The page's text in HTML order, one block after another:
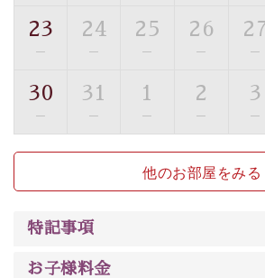
む貸切温泉風呂です。ゆったりとい
トな空間をお愉しみください。
【旅】
豊富な知識を持ったドライバー兼ガ
事前ご予約制ですので
は【3日前まで】にお電話ください。
※交通規制などにより運行できない日
※年末年始及び御柱祭前後は運行して
23
—
24
—
25
—
26
— —
30
—
31
—
1
—
2
—
3
—
他のお部屋をみる
特記事項
お子様料金